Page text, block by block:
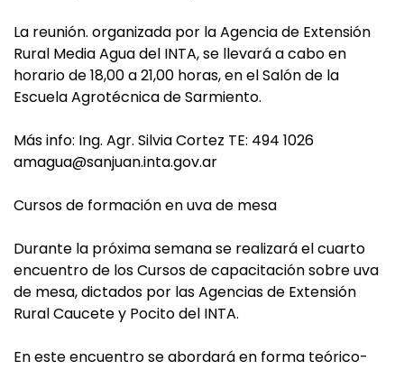
La reunión. organizada por la Agencia de Extensión
Rural Media Agua del INTA, se llevará a cabo en
horario de 18,00 a 21,00 horas, en el Salón de la
Escuela Agrotécnica de Sarmiento.
Más info: Ing. Agr. Silvia Cortez TE: 494 1026
amagua@sanjuan.inta.gov.ar
Cursos de formación en uva de mesa
Durante la próxima semana se realizará el cuarto
encuentro de los Cursos de capacitación sobre uva
de mesa, dictados por las Agencias de Extensión
Rural Caucete y Pocito del INTA.
En este encuentro se abordará en forma teórico-